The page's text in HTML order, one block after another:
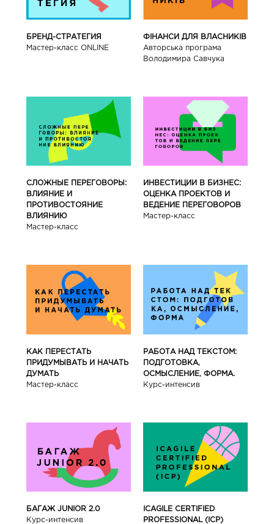
БРЕНД-СТРАТЕГИЯ
Мастер-класс ONLINE
ФІНАНСИ ДЛЯ ВЛАСНИКІВ
Авторська програма
Володимира Савчука
СЛОЖНЫЕ ПЕРЕГОВОРЫ:
ВЛИЯНИЕ И
ПРОТИВОСТОЯНИЕ
ВЛИЯНИЮ
Мастер-класс
ИНВЕСТИЦИИ В БИЗНЕС:
ОЦЕНКА ПРОЕКТОВ И
ВЕДЕНИЕ ПЕРЕГОВОРОВ
Мастер-класс
КАК ПЕРЕСТАТЬ
ПРИДУМЫВАТЬ И НАЧАТЬ
ДУМАТЬ
Мастер-класс
РАБОТА НАД ТЕКСТОМ:
ПОДГОТОВКА,
ОСМЫСЛЕНИЕ, ФОРМА.
Курс-интенсив
БАГАЖ JUNIOR 2.0
Курс-интенсив
ICAGILE CERTIFIED
PROFESSIONAL (ICP)